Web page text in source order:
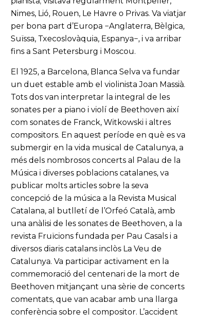
Nimes, Lió, Rouen, Le Havre o Privas. Va viatjar
per bona part d’Europa −Anglaterra, Bèlgica,
Suïssa, Txecoslovàquia, Espanya−, i va arribar
fins a Sant Petersburg i Moscou.
El 1925, a Barcelona, Blanca Selva va fundar
un duet estable amb el violinista Joan Massià.
Tots dos van interpretar la integral de les
sonates per a piano i violí de Beethoven així
com sonates de Franck, Witkowski i altres
compositors. En aquest període en què es va
submergir en la vida musical de Catalunya, a
més dels nombrosos concerts al Palau de la
Música i diverses poblacions catalanes, va
publicar molts articles sobre la seva
concepció de la música a la Revista Musical
Catalana, al butlletí de l’Orfeó Català, amb
una anàlisi de les sonates de Beethoven, a la
revista Fruïcions fundada per Pau Casals i a
diversos diaris catalans inclòs La Veu de
Catalunya. Va participar activament en la
commemoració del centenari de la mort de
Beethoven mitjançant una sèrie de concerts
comentats, que van acabar amb una llarga
conferència sobre el compositor. L’accident